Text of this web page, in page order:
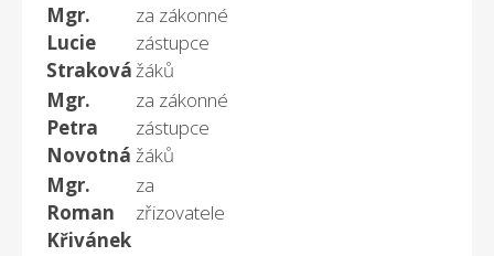
Mgr.
Lucie
Straková
za zákonné
zástupce
žáků
Mgr.
Petra
Novotná
za zákonné
zástupce
žáků
Mgr.
Roman
Křivánek
za
zřizovatele